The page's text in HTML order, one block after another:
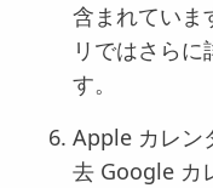
含まれていま
リではさら
す。
Apple カレン
去 Google カ